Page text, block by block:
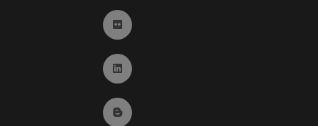
Ir a Flickr (abre en ventana nueva)
Ir a Linkedin (abre en ventana nueva)
Ir al Blog (abre en ventana nueva)